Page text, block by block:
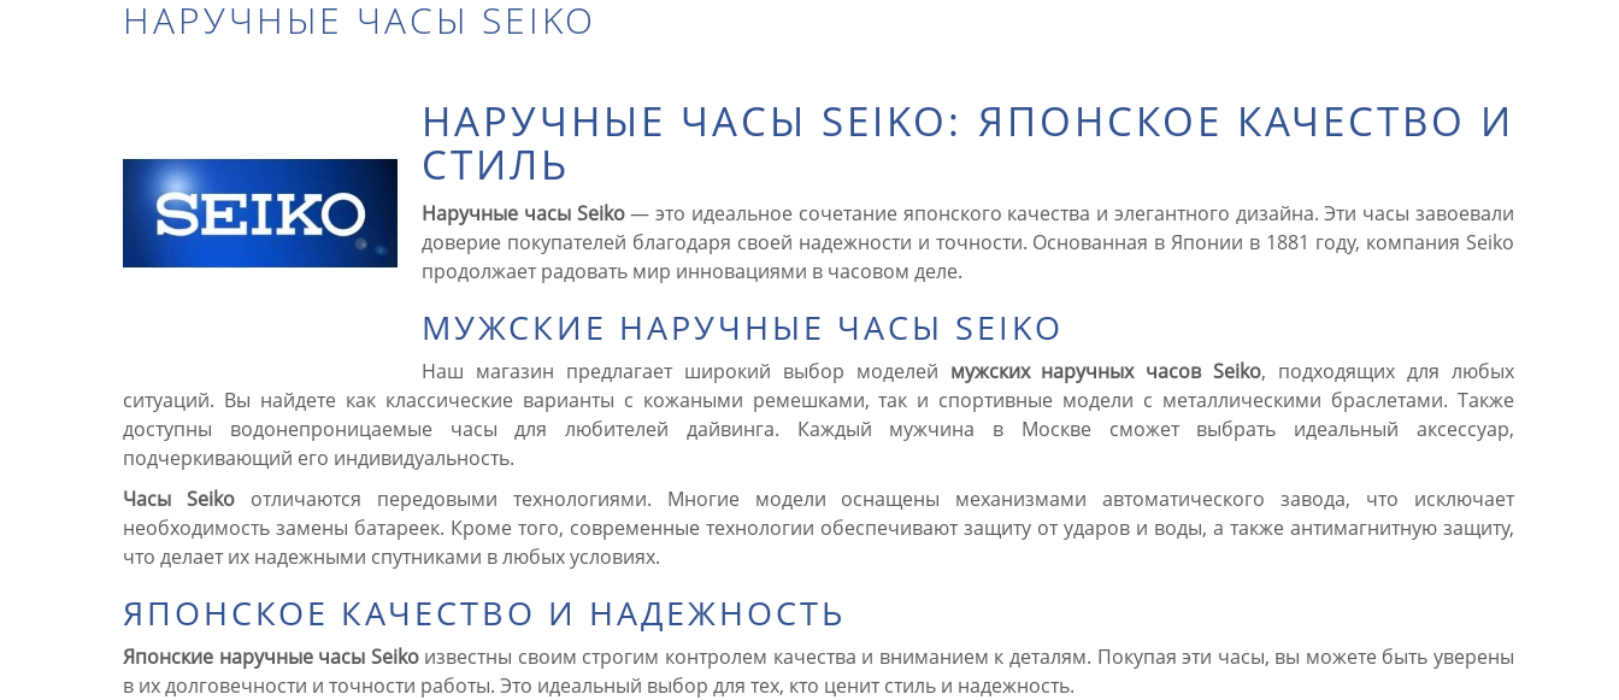
НАРУЧНЫЕ ЧАСЫ SEIKO
НАРУЧНЫЕ ЧАСЫ SEIKO: ЯПОНСКОЕ КАЧЕСТВО И
СТИЛЬ
Наручные часы Seiko— это идеальное сочетание японского качества и элегантного дизайна. Эти часы завоевали
доверие покупателей благодаря своей надежности и точности. Основанная в Японии в 1881 году, компания Seiko
продолжает радовать мир инновациями в часовом деле.
МУЖСКИЕ НАРУЧНЫЕ ЧАСЫ SEIKO
Наш магазин предлагает широкий выбор моделей мужских наручных часов Seiko, подходящих для любых
ситуаций. Вы найдете как классические варианты с кожаными ремешками, так и спортивные модели с металлическими браслетами. Также
доступны водонепроницаемые часы для любителей дайвинга. Каждый мужчина в Москве сможет выбрать идеальный аксессуар,
подчеркивающий его индивидуальность.
Часы Seikoотличаются передовыми технологиями. Многие модели оснащены механизмами автоматического завода, что исключает
необходимость замены батареек. Кроме того, современные технологии обеспечивают защиту от ударов и воды, а также антимагнитную защиту,
что делает их надежными спутниками в любых условиях.
ЯПОНСКОЕ КАЧЕСТВО И НАДЕЖНОСТЬ
Японские наручные часы Seikoизвестны своим строгим контролем качества и вниманием к деталям. Покупая эти часы, вы можете быть уверены
в их долговечности и точности работы. Это идеальный выбор для тех, кто ценит стиль и надежность.